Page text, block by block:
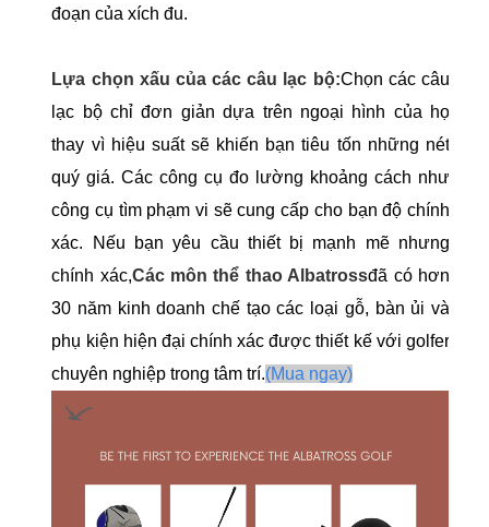
đoạn của xích đu.
Lựa chọn xấu của các câu lạc bộ:Chọn các câu
lạc bộ chỉ đơn giản dựa trên ngoại hình của họ
thay vì hiệu suất sẽ khiến bạn tiêu tốn những nét
quý giá. Các công cụ đo lường khoảng cách như
công cụ tìm phạm vi sẽ cung cấp cho bạn độ chính
xác. Nếu bạn yêu cầu thiết bị mạnh mẽ nhưng
chính xác,Các môn thể thao Albatrossđã có hơn
30 năm kinh doanh chế tạo các loại gỗ, bàn ủi và
phụ kiện hiện đại chính xác được thiết kế với golfer
chuyên nghiệp trong tâm trí.(Mua ngay)